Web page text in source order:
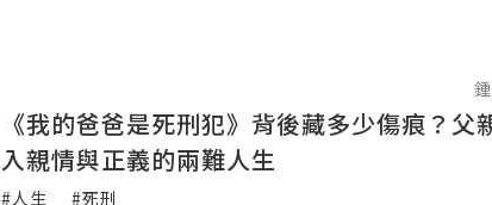
《我的爸爸是死刑犯》背後藏多少傷痕？父
入親情與正義的兩難人生
#人生 #死刑